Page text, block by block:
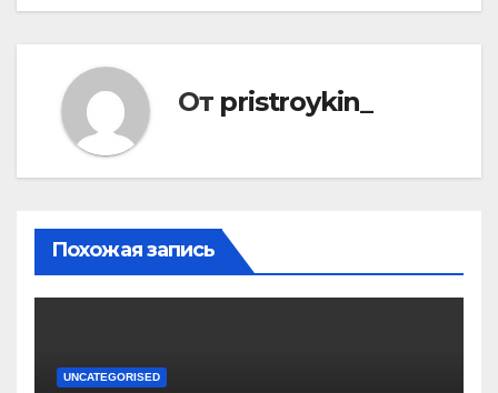
От pristroykin_
Похожая запись
UNCATEGORISED